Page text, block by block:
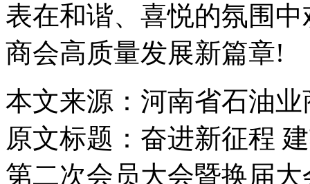
表在和谐、喜悦的氛围
商会高质量发展新篇章!
本文来源：河南省石油业
原文标题： 奋进新征程
第二次会员大会暨换届